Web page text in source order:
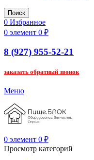
Поиск
0 Избранное
0 элемент 0 ₽
8 (927) 955-52-21
заказать обратный звонок
Меню
0 элемент 0 ₽
Просмотр категорий